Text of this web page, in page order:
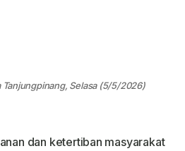
Selasa (5/5/2026)
dan ketertiban masyarakat